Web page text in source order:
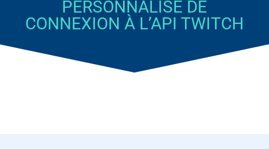
PERSONNALISÉ DE
CONNEXION À L’API TWITCH